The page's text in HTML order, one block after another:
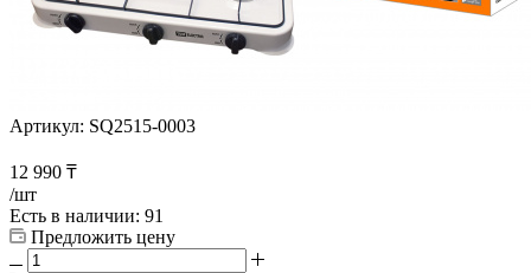
Артикул: SQ2515-0003
12 990 ₸
/шт
Есть в наличии: 91
Предложить цену